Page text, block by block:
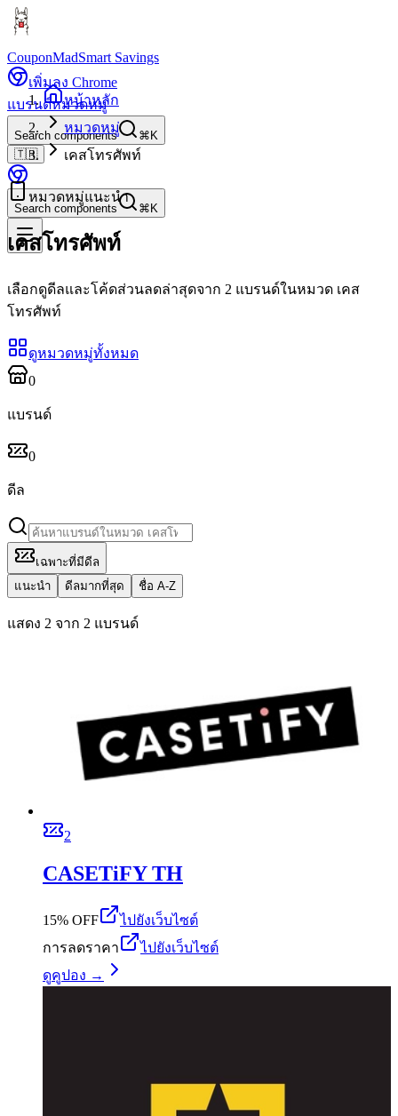
CouponMadSmart Savings
เพิ่มลง Chrome
แบรนด์หมวดหมู่
Search components
⌘K
🇹🇭
Search components ⌘K
หน้าหลัก
หมวดหมู่
เคสโทรศัพท์
หมวดหมู่แนะนำ
เคสโทรศัพท์
เลือกดูดีลและโค้ดส่วนลดล่าสุดจาก 2 แบรนด์ในหมวด เคส
โทรศัพท์
ดูหมวดหมู่ทั้งหมด
0
แบรนด์
0
ดีล
เฉพาะที่มีดีล
แนะนำ
ดีลมากที่สุด ชื่อ A-Z
แสดง 2 จาก 2 แบรนด์
2
CASETiFY TH
15% OFF
ไปยังเว็บไซต์
การลดราคา
ไปยังเว็บไซต์
ดูคูปอง →